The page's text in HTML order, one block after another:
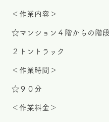
＜作業内容＞
☆マンション４階からの階
２トントラック
＜作業時間＞
☆９０分
＜作業料金＞